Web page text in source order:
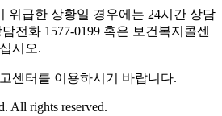
위급한 상황일 경우에는 24시간 상담
전화 1577-0199 혹은 보건복지콜센
시오.
센터를 이용하시기 바랍니다.
All rights reserved.